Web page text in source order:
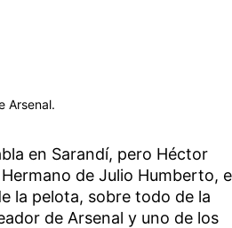
Arsenal.
en Sarandí, pero Héctor
de Julio Humberto,
la pelota, sobre todo de la
de Arsenal y uno de los